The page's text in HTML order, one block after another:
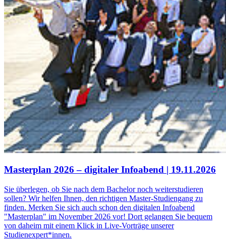
Mas­ter­plan 2026 – di­gi­ta­ler In­fo­abend | 19.11.2026
Sie überlegen, ob Sie nach dem Bachelor noch weiterstudieren
sollen? Wir helfen Ihnen, den richtigen Master-Studiengang zu
finden. Merken Sie sich auch schon den digitalen Infoabend
"Masterplan" im November 2026 vor! Dort gelangen Sie bequem
von daheim mit einem Klick in Live-Vorträge unserer
Studienexpert*innen.